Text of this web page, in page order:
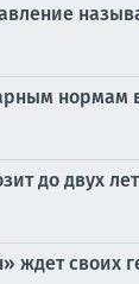
нормам
до двух
ждет своих